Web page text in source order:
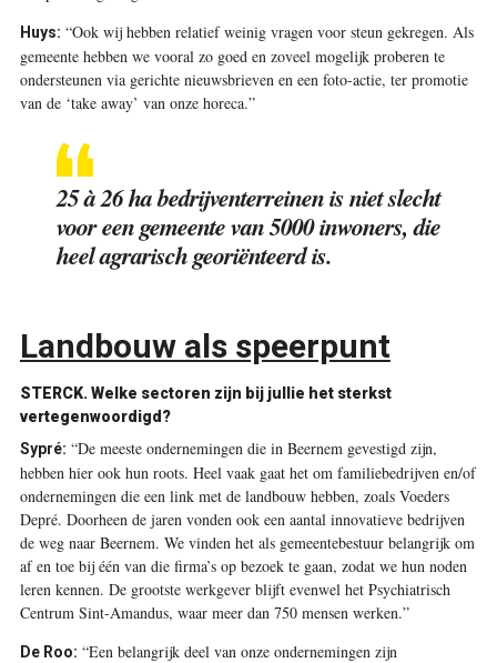
Huys: “Ook wij hebben relatief weinig vragen voor steun gekregen. Als
gemeente hebben we vooral zo goed en zoveel mogelijk proberen te
ondersteunen via gerichte nieuwsbrieven en een foto-­actie, ter promotie
van de ‘take away’ van onze horeca.”
25 à 26 ha bedrijventerreinen is niet slecht
voor een gemeente van 5000 inwoners, die
heel agrarisch georiënteerd is.
Landbouw als speerpunt
STERCK. Welke sectoren zijn bij jullie het sterkst
vertegenwoordigd?
Sypré: “De meeste ondernemingen die in Beernem gevestigd zijn,
hebben hier ook hun roots. Heel vaak gaat het om familiebedrijven en/of
ondernemingen die een link met de landbouw hebben, zoals Voeders
Depré. Doorheen de jaren vonden ook een aantal innovatieve bedrijven
de weg naar Beernem. We vinden het als gemeentebestuur belangrijk om
af en toe bij één van die firma’s op bezoek te gaan, zodat we hun noden
leren kennen. De grootste werkgever blijft evenwel het Psychiatrisch
Centrum Sint-Amandus, waar meer dan 750 mensen werken.”
De Roo: “Een belangrijk deel van onze ondernemingen zijn